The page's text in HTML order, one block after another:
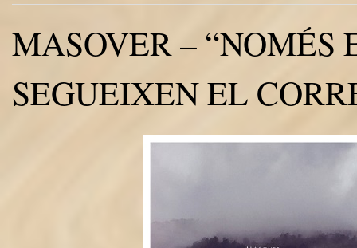
MASOVER – “NOMÉS
SEGUEIXEN EL